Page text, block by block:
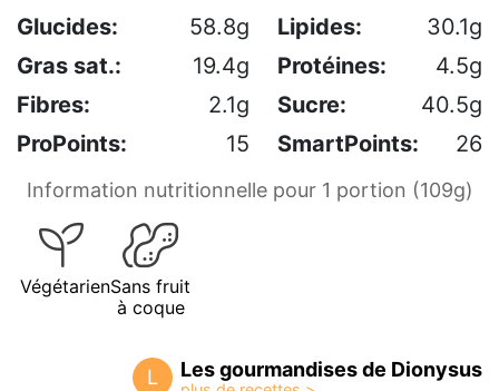
Glucides: 58.8g Lipides:
30.1g
Gras sat.:
19.4g Protéines:
4.5g
Fibres:
2.1g Sucre:
40.5g
ProPoints:
15 SmartPoints: 26
Information nutritionnelle pour 1 portion (109g)
VégétarienSans fruit
à coque
L Les gourmandises de Dionysus